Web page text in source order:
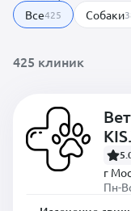
Все425 Собаки
425 клиник
г
Пн-